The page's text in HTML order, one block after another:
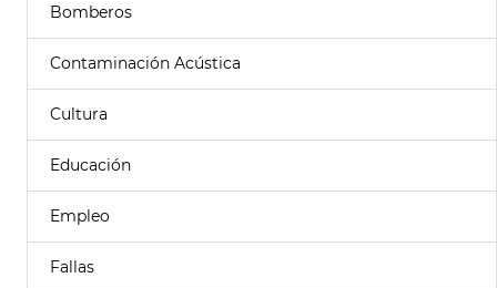
Bomberos
Contaminación Acústica
Cultura
Educación
Empleo
Fallas